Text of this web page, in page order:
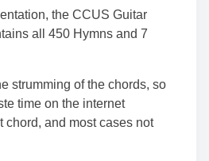
the CCUS Guitar
all 450 Hymns and 7
strumming of the chords, so
time on the internet
chord, and most cases not